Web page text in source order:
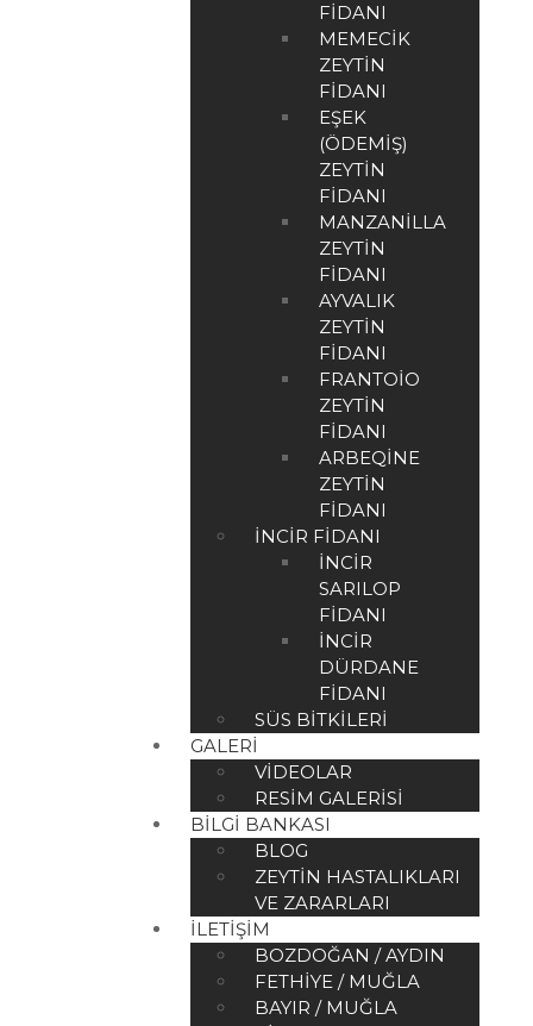
FIDANI
MEMECIK
ZEYTIN
FIDANI
EŞEK
(ÖDEMIŞ)
ZEYTIN
FIDANI
MANZANILLA
ZEYTIN
FIDANI
AYVALIK
ZEYTIN
FIDANI
FRANTOIO
ZEYTIN
FIDANI
ARBEQINE
ZEYTIN
FIDANI
İNCIR FIDANI
İNCIR
SARILOP
FIDANI
İNCIR
DÜRDANE
FIDANI
SÜS BITKILERI
GALERI
VIDEOLAR
RESIM GALERISI
BILGI BANKASI
BLOG
ZEYTIN HASTALIKLARI
VE ZARARLARI
İLETIŞIM
BOZDOĞAN / AYDIN
FETHIYE / MUĞLA
BAYIR / MUĞLA